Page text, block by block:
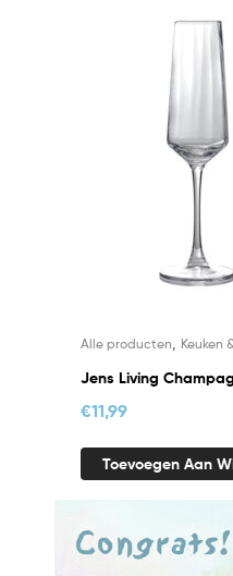
Alle producten Keuken
Jens Living
€11,99
Toevoegen Aan